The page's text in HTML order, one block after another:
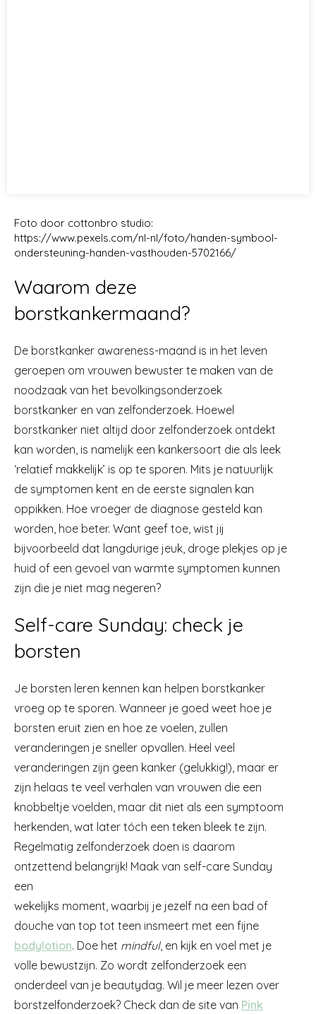
Foto door cottonbro studio:
https://www.pexels.com/nl-nl/foto/handen-symbool-
ondersteuning-handen-vasthouden-5702166/
Waarom deze
borstkankermaand?
De borstkanker awareness-maand is in het leven
geroepen om vrouwen bewuster te maken van de
noodzaak van het bevolkingsonderzoek
borstkanker en van zelfonderzoek. Hoewel
borstkanker niet altijd door zelfonderzoek ontdekt
kan worden, is namelijk een kankersoort die als leek
‘relatief makkelijk’ is op te sporen. Mits je natuurlijk
de symptomen kent en de eerste signalen kan
oppikken. Hoe vroeger de diagnose gesteld kan
worden, hoe beter. Want geef toe, wist jij
bijvoorbeeld dat langdurige jeuk, droge plekjes op je
huid of een gevoel van warmte symptomen kunnen
zijn die je niet mag negeren?
Self-care Sunday: check je
borsten
Je borsten leren kennen kan helpen borstkanker
vroeg op te sporen. Wanneer je goed weet hoe je
borsten eruit zien en hoe ze voelen, zullen
veranderingen je sneller opvallen. Heel veel
veranderingen zijn geen kanker (gelukkig!), maar er
zijn helaas te veel verhalen van vrouwen die een
knobbeltje voelden, maar dit niet als een symptoom
herkenden, wat later tóch een teken bleek te zijn.
Regelmatig zelfonderzoek doen is daarom
ontzettend belangrijk! Maak van self-care Sunday
een
wekelijks moment, waarbij je jezelf na een bad of
douche van top tot teen insmeert met een fijne
bodylotion. Doe het mindful, en kijk en voel met je
volle bewustzijn. Zo wordt zelfonderzoek een
onderdeel van je beautydag. Wil je meer lezen over
borstzelfonderzoek? Check dan de site van Pink